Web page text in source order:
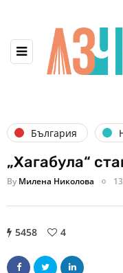
България
„Хагабула“
By Милена Николова
5458 4